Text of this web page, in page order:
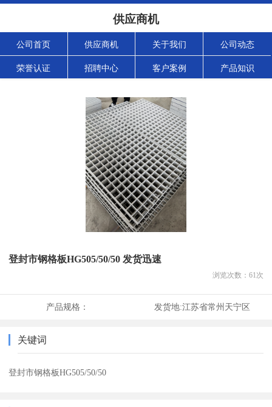
供应商机
公司首页 供应商机 关于我们 公司动态
荣誉认证 招聘中心 客户案例 产品知识
登封市钢格板HG505/50/50 发货迅速
浏览次数： 61次
产品规格： 发货地:江苏省常州天宁区
关键词
登封市钢格板HG505/50/50